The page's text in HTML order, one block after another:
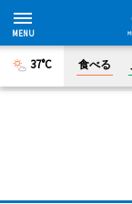
37°C 食べる